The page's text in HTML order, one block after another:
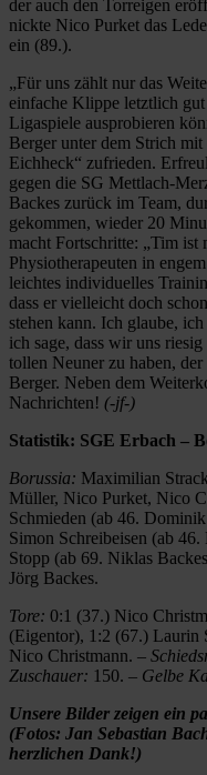
der auch den Torreigen
nickte Nico Purket das
ein (89.).
„Für uns zählt nur das
einfache Klippe letztlich
Ligaspiele ausprobieren
Berger unter dem Strich
Eichheck“ zufrieden.
gegen die SG Mettlach-
Backes zurück im Team,
gekommen, wieder 20
macht Fortschritte: „Tim ist
Physiotherapeuten in
leichtes individuelles
dass er vielleicht doch
stehen kann. Ich glaube,
ich sage, dass wir uns
tollen Neuner zu haben,
Berger. Neben dem
Nachrichten! (-jf-)
Statistik: SGE Erbach –
Borussia: Maximilian
Müller, Nico Purket, Nico
Schmieden (ab 46.
Simon Schreibeisen (ab
Stopp (ab 69. Niklas
Jörg Backes.
Tore: 0:1 (37.) Nico
(Eigentor), 1:2 (67.) Laurin
Nico Christmann. –
Zuschauer: 150. – Gelbe
Unsere Bilder zeigen ein
(Fotos: Jan Sebastian
herzlichen Dank!)